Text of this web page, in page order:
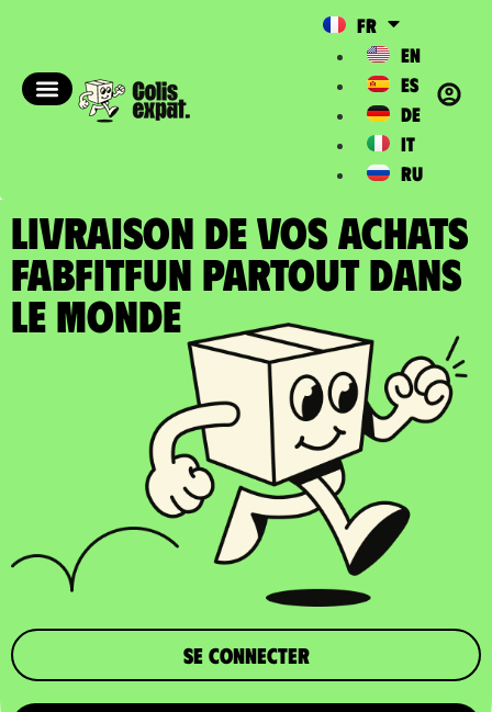
FR
EN
ES
DE
IT
RU
LIVRAISON DE VOS ACHATS
FABFITFUN partout dans
le Monde
Se connecter